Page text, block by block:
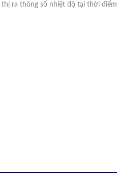
ra thông số nhiệt độ tại thời điểm